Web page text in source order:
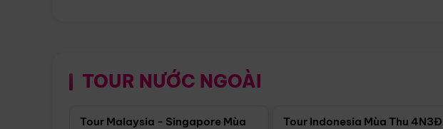
TOUR NƯỚC NGOÀI
Điểm nổi bật
Tour Malaysia - Singapore Mùa
Tour Indonesia Mùa Thu 4N3Đ |